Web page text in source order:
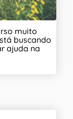
muito
buscando
ajuda na